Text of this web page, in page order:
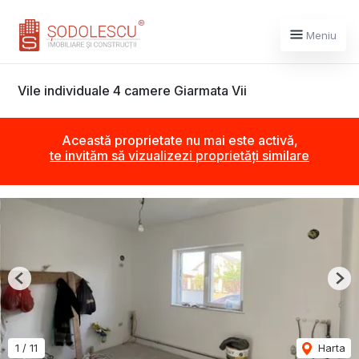
Meniu
Vile individuale 4 camere Giarmata Vii
Această proprietate nu mai este activă,
te invităm să vizualizezi proprietăți similare
1 / 11 Harta
Previous